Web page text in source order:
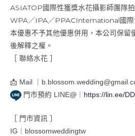
ASIATOP國際性獲獎水花攝影師團隊
WPA／IPA／PPACInternational國際
本優惠不予其他優惠併用，本公司保留
後解釋之權。
［ 聯絡水花 ］
📩 Mail ｜
門市預約 LINE@｜
https://lin.ee/
［ 門市資訊 ］
IG｜blossomweddingtw